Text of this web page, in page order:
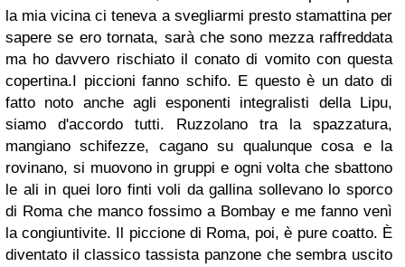
la mia vicina ci teneva a svegliarmi presto stamattina per
sapere se ero tornata, sarà che sono mezza raffreddata
ma ho davvero rischiato il conato di vomito con questa
copertina.I piccioni fanno schifo. E questo è un dato di
fatto noto anche agli esponenti integralisti della Lipu,
siamo d'accordo tutti. Ruzzolano tra la spazzatura,
mangiano schifezze, cagano su qualunque cosa e la
rovinano, si muovono in gruppi e ogni volta che sbattono
le ali in quei loro finti voli da gallina sollevano lo sporco
di Roma che manco fossimo a Bombay e me fanno venì
la congiuntivite. Il piccione di Roma, poi, è pure coatto. È
diventato il classico tassista panzone che sembra uscito